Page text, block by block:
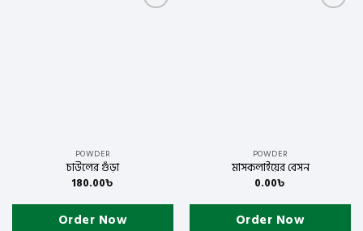
POWDER
চাউলের গুঁড়া
180.00৳
Order Now
POWDER
মাসকলাইয়ের বেসন
0.00৳
Order Now